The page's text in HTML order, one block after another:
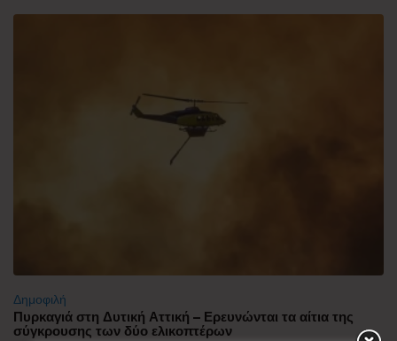
Δημοφιλή
Πυρκαγιά στη Δυτική Αττική – Ερευνώνται τα αίτια της
σύγκρουσης των δύο ελικοπτέρων